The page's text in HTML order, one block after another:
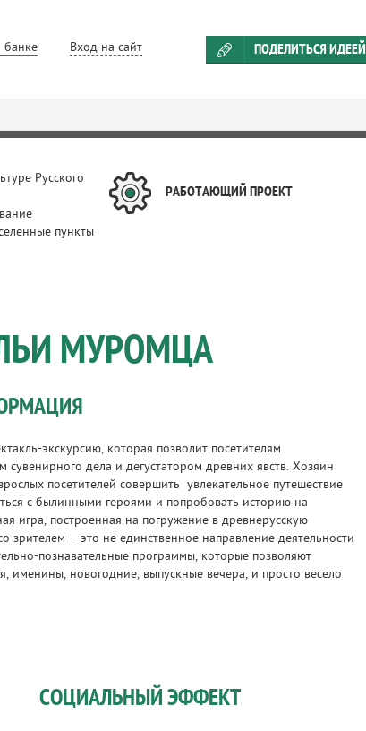
Вход на сайт ПОДЕЛИТЬСЯ ИДЕЕЙ
Русского
пункты
РАБОТАЮЩИЙ ПРОЕКТ
МУРОМЦА
экскурсию, которая позволит посетителям
сувенирного дела и дегустатором древних явств. Хозяин
посетителей совершить увлекательное путешествие
с былинными героями и попробовать историю на
игра, построенная на погружение в древнерусскую
зрителем - это не единственное направление деятельности
познавательные программы, которые позволяют
именины, новогодние, выпускные вечера, и просто весело
СОЦИАЛЬНЫЙ ЭФФЕКТ